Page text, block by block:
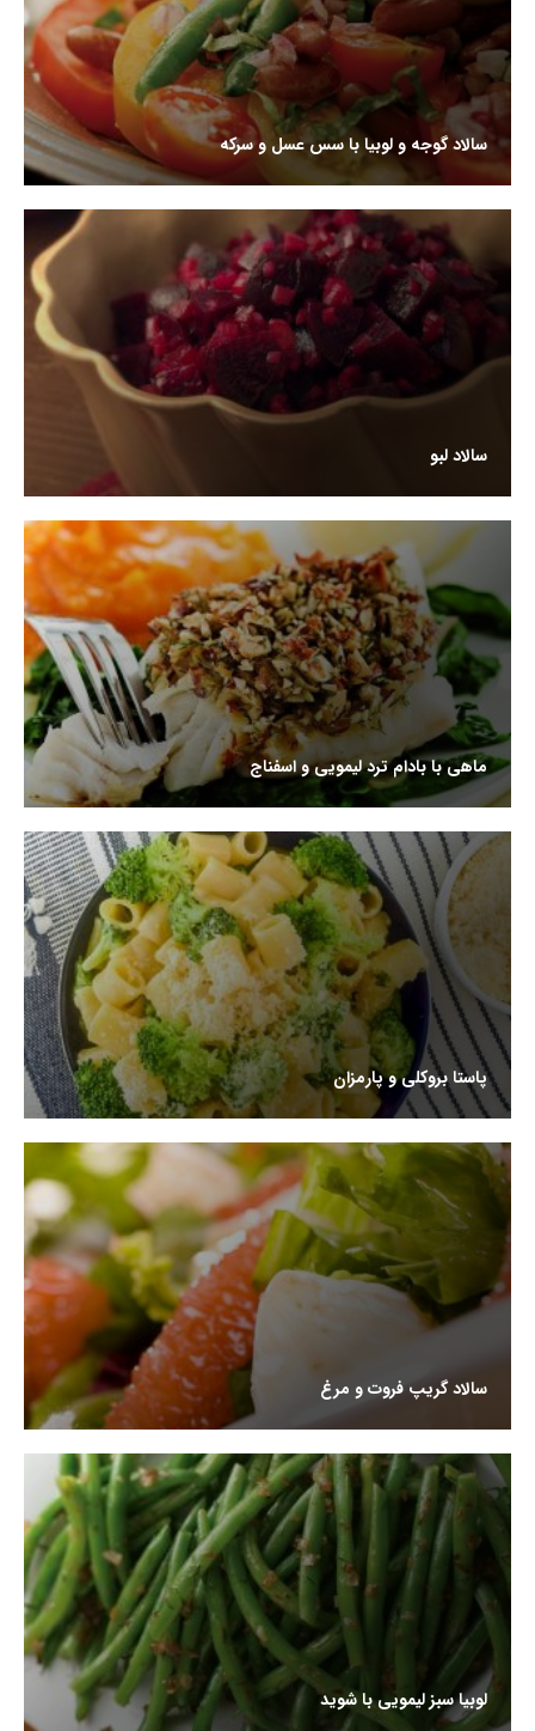
سالاد گوجه و لوبیا با سس عسل و سرکه
سالاد لبو
ماهی با بادام ترد لیمویی و اسفناج
پاستا بروکلی و پارمزان
سالاد گریپ فروت و مرغ
لوبیا سبز لیمویی با شوید